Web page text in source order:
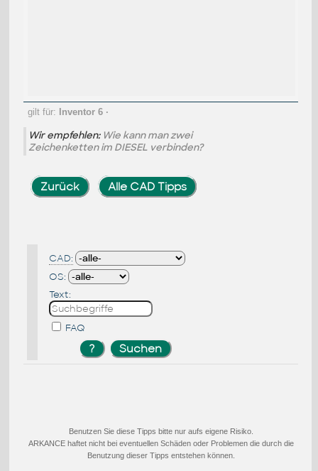
gilt für: Inventor 6·
Wir empfehlen: Wie kann man zwei
Zeichenketten im DIESEL verbinden?
Zurück Alle CAD Tipps
CAD:
OS:
Text:
FAQ
Benutzen Sie diese Tipps bitte nur aufs eigene Risiko.
ARKANCE haftet nicht bei eventuellen Schäden oder Problemen die durch die
Benutzung dieser Tipps entstehen können.